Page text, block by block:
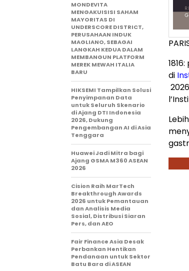
di
MONDEVITA
MENGAKUISISI SAHAM
MAYORITAS DI
UNDERSCORE DISTRICT,
PERUSAHAAN INDUK
MAGLIANO, SEBAGAI
LANGKAH KEDUA DALAM
MEMBANGUN PLATFORM
MEREK MEWAH ITALIA
BARU
HIKSEMI Tampilkan Solusi
Penyimpanan Data
untuk Seluruh Skenario
di Ajang DTI Indonesia
2026, Dukung
Pengembangan AI di Asia
Tenggara
Huawei Jadi Mitra bagi
Ajang GSMA M360 ASEAN
2026
Cision Raih MarTech
Breakthrough Awards
2026 untuk Pemantauan
dan Analisis Media
Sosial, Distribusi Siaran
Pers, dan AEO
Fair Finance Asia Desak
Perbankan Hentikan
Pendanaan untuk Sektor
Batu Bara di ASEAN